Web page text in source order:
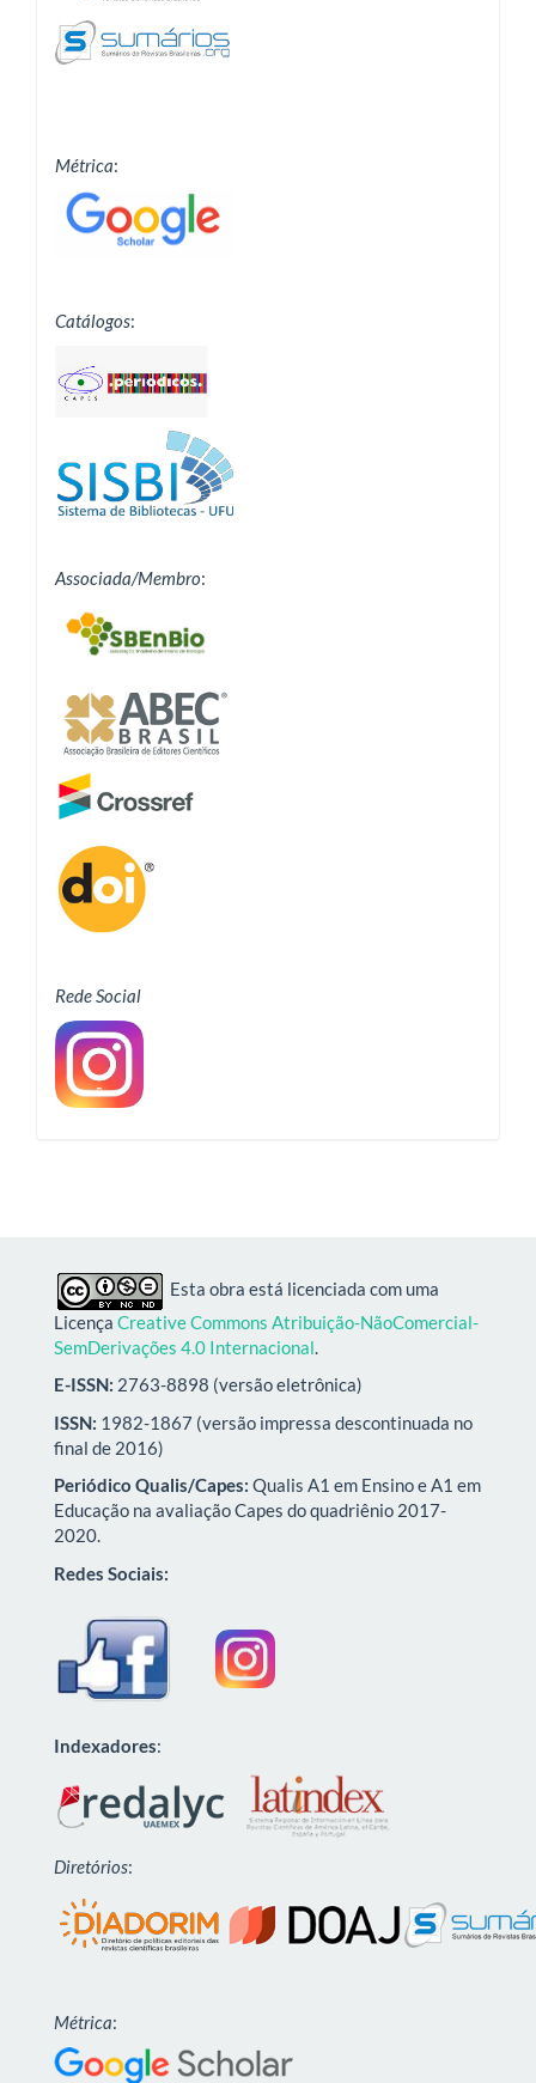
Métrica:
Catálogos:
Associada/Membro:
Rede Social
Esta obra está licenciada com uma
Licença Creative Commons Atribuição-NãoComercial-
SemDerivações 4.0 Internacional.
E-ISSN: 2763-8898 (versão eletrônica)
ISSN: 1982-1867 (versão impressa descontinuada no
final de 2016)
Periódico Qualis/Capes: Qualis A1 em Ensino e A1 em
Educação na avaliação Capes do quadriênio 2017-
2020.
Redes Sociais:
Indexadores:
Diretórios:
Métrica: